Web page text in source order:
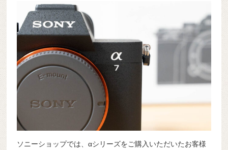
ソニーショップでは、αシリーズをご購入いただいたお客様